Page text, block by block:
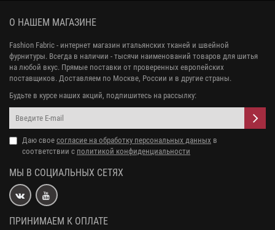
О НАШЕМ МАГАЗИНЕ
Fashion Fabric - интернет магазин итальянских тканей и швейной
фурнитуры. Всегда в наличии - тысячи наименований товаров для шитья
на любой вкус. Прямые поставки от проверенных европейских
поставщиков. Доставляем по Москве, России и в другие страны.
Будьте в курсе наших акций, подпишитесь на рассылку:
Даю свое согласие на обработку персональных данных в
соответствии с политикой конфиденциальности
МЫ В СОЦИАЛЬНЫХ СЕТЯХ
ПРИНИМАЕМ К ОПЛАТЕ